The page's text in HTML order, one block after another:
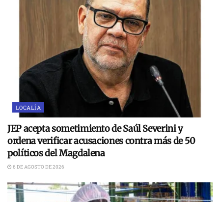
LOCALÍA
JEP acepta sometimiento de Saúl Severini y
ordena verificar acusaciones contra más de 50
políticos del Magdalena
6 DE AGOSTO DE 2026